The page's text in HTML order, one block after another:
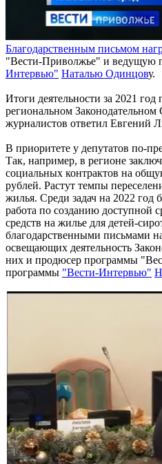
Благодарственным письмом
"Вести-Приволжье" и ведущую
Интервью" Наталью Одинцову.
Итоги деятельности за 2021 год
региональном
журналистов ответил Евгений
В приоритете у депутатов по-
Так, например, в регионе
социальных контрактов на
рублей. Растут темпы
жилья. Среди задач на 2022 год
работа по созданию доступной
средств на жилье для детей-
благодарственными письмами
освещающих деятельность
них и продюсер программы
программы "Вести-Интервью"